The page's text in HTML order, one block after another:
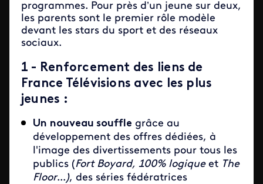
programmes. Pour près d’un jeune sur deux,
les parents sont le premier rôle modèle
devant les stars du sport et des réseaux
sociaux.
1 - Renforcement des liens de
France Télévisions avec les plus
jeunes :
Un nouveau souffle grâce au
développement des offres dédiées, à
l'image des divertissements pour tous les
publics (Fort Boyard, 100% logiqueet The
Floor...), des séries fédératrices